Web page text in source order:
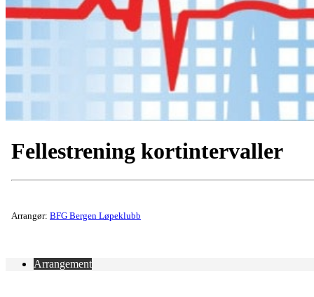
Fellestrening kortintervaller
Arrangør: BFG Bergen Løpeklubb
Arrangement